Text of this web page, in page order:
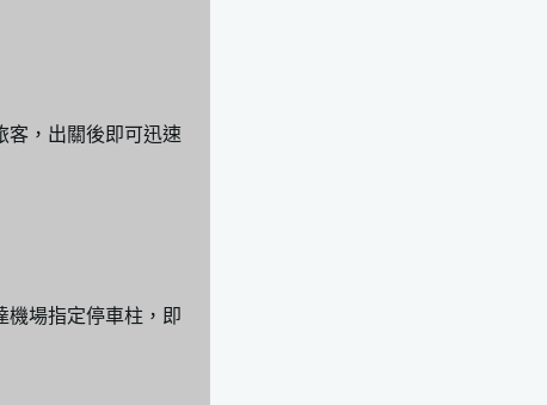
客，出關後即可迅速
機場指定停車柱，即